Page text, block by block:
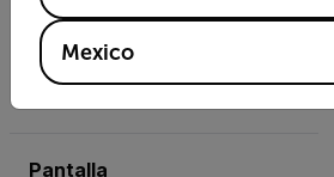
5 MP, con lámpara LED de
foto/video incorporada;
deshabilitada cuando se
Pantalla
Mexico